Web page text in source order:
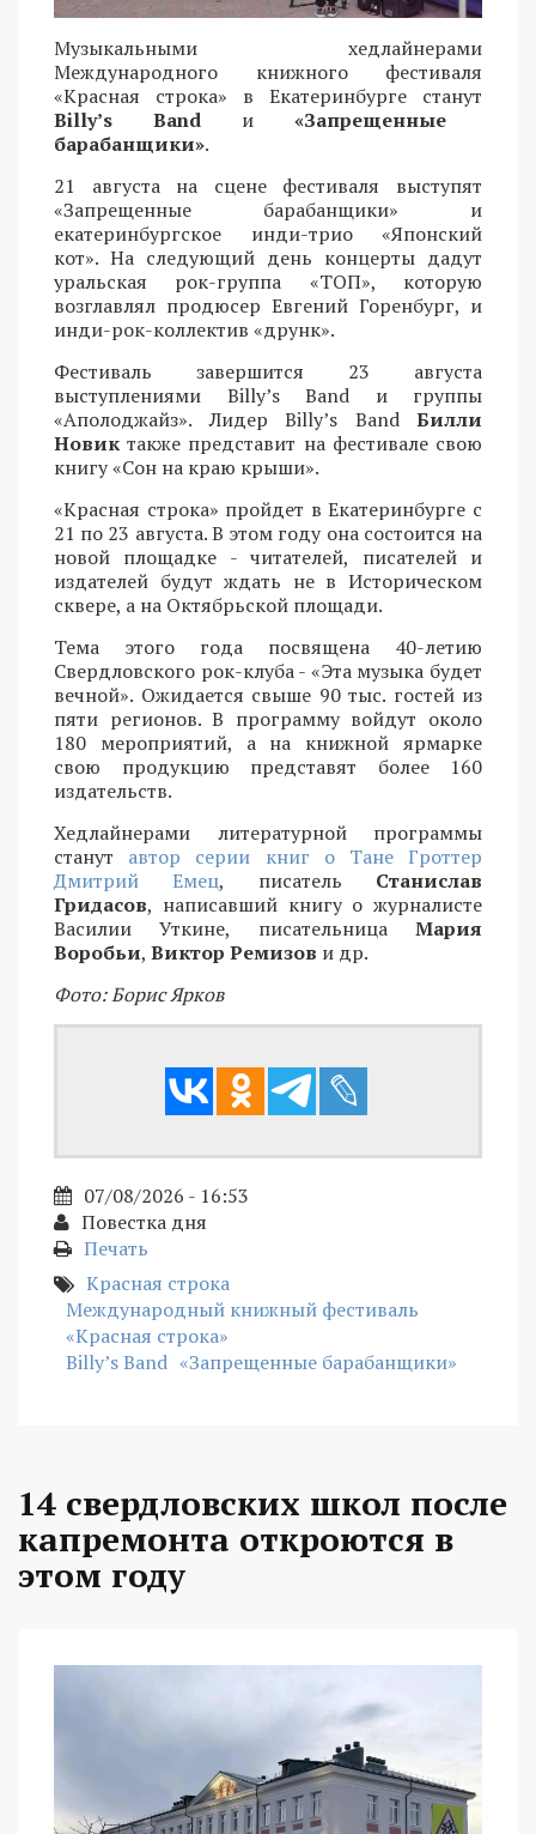
Музыкальными хедлайнерами
Международного книжного фестиваля
«Красная строка» в Екатеринбурге станут
Billy’s Band и «Запрещенные
барабанщики».
21 августа на сцене фестиваля выступят
«Запрещенные барабанщики» и
екатеринбургское инди-трио «Японский
кот». На следующий день концерты дадут
уральская рок-группа «ТОП», которую
возглавлял продюсер Евгений Горенбург, и
инди-рок-коллектив «друнк».
Фестиваль завершится 23 августа
выступлениями Billy’s Band и группы
«Аполоджайз». Лидер Billy’s Band Билли
Новик также представит на фестивале свою
книгу «Сон на краю крыши».
«Красная строка» пройдет в Екатеринбурге с
21 по 23 августа. В этом году она состоится на
новой площадке - читателей, писателей и
издателей будут ждать не в Историческом
сквере, а на Октябрьской площади.
Тема этого года посвящена 40-летию
Свердловского рок-клуба - «Эта музыка будет
вечной». Ожидается свыше 90 тыс. гостей из
пяти регионов. В программу войдут около
180 мероприятий, а на книжной ярмарке
свою продукцию представят более 160
издательств.
Хедлайнерами литературной программы
станут автор серии книг о Тане Гроттер
Дмитрий Емец, писатель Станислав
Гридасов, написавший книгу о журналисте
Василии Уткине, писательница Мария
Воробьи, Виктор Ремизов и др.
Фото: Борис Ярков
07/08/2026 - 16:53
Повестка дня
Печать
Красная строка
Международный книжный фестиваль
«Красная строка»
Billy’s Band «Запрещенные барабанщики»
14 свердловских школ после
капремонта откроются в
этом году